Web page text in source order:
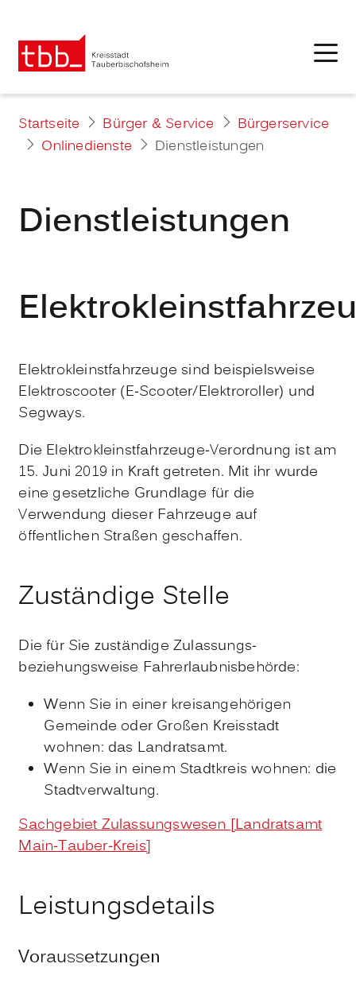
Startseite Bürger & Service
Bürgerservice
Onlinedienste
Dienstleistungen
Dienstleistungen
Elektrokleinstfahrzeuge sind beispielsweise
Elektroscooter (E-Scooter/Elektroroller) und
Segways.
Die Elektrokleinstfahrzeuge-Verordnung ist am
15. Juni 2019 in Kraft getreten. Mit ihr wurde
eine gesetzliche Grundlage für die
Verwendung dieser Fahrzeuge auf
öffentlichen Straßen geschaffen.
Zuständige Stelle
Die für Sie zuständige Zulassungs-
beziehungsweise Fahrerlaubnisbehörde:
Wenn Sie in einer kreisangehörigen
Gemeinde oder Großen Kreisstadt
wohnen: das Landratsamt.
Wenn Sie in einem Stadtkreis wohnen: die
Stadtverwaltung.
Sachgebiet Zulassungswesen [Landratsamt
Main-Tauber-Kreis]
Leistungsdetails
Voraussetzungen